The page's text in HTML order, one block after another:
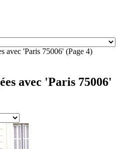
avec 'Paris 75006' (Page 4)
avec 'Paris 75006'